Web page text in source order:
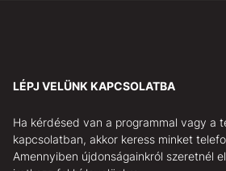
LÉPJ VELÜNK KAPCSOLATBA
Ha kérdésed van a programmal vagy a
kapcsolatban, akkor keress minket
Amennyiben újdonságainkról szeretnél